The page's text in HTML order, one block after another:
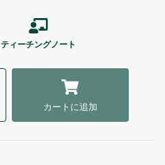
ティーチングノート
カートに追加